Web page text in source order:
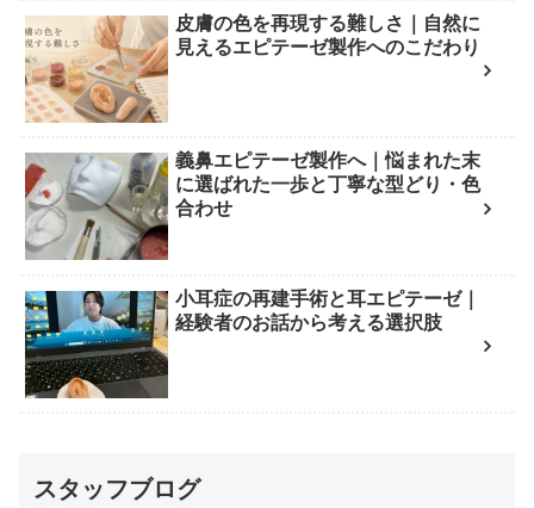
皮膚の色を再現する難しさ｜自然に
見えるエピテーゼ製作へのこだわり
義鼻エピテーゼ製作へ｜悩まれた末
に選ばれた一歩と丁寧な型どり・色
合わせ
小耳症の再建手術と耳エピテーゼ｜
経験者のお話から考える選択肢
スタッフブログ